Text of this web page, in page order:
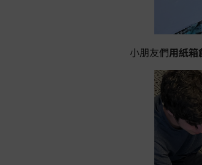
小朋友們用紙箱